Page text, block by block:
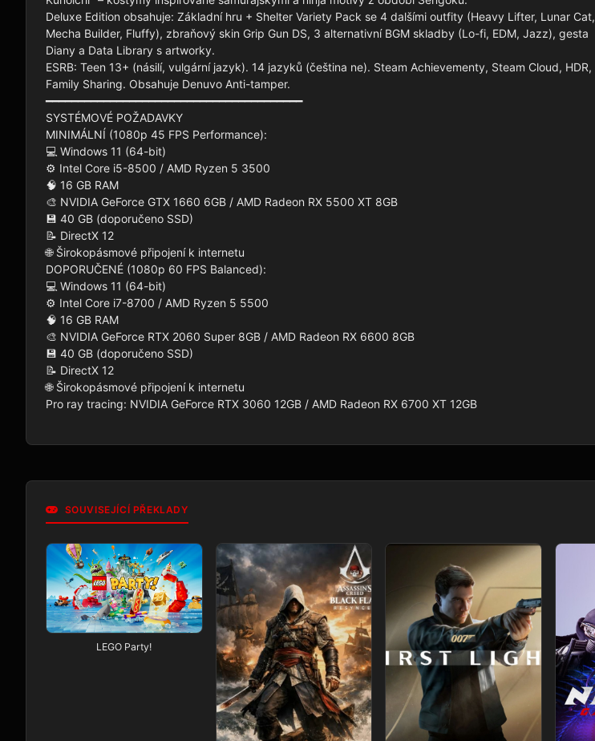
Deluxe Edition obsahuje: Základní hru + Shelter Variety Pack se 4 dalšími outfity (Heavy Lifter, Lunar Cat,
Mecha Builder, Fluffy), zbraňový skin Grip Gun DS, 3 alternativní BGM skladby (Lo-fi, EDM, Jazz), gesta
Diany a Data Library s artworky.
ESRB: Teen 13+ (násilí, vulgární jazyk). 14 jazyků (čeština ne). Steam Achievementy, Steam Cloud, HDR,
Family Sharing. Obsahuje Denuvo Anti-tamper.
━━━━━━━━━━━━━━━━━━━━━━━━━━━━━━━━━━━━━━━━
SYSTÉMOVÉ POŽADAVKY
MINIMÁLNÍ (1080p 45 FPS Performance):
💻 Windows 11 (64-bit)
⚙️ Intel Core i5-8500 / AMD Ryzen 5 3500
🧠 16 GB RAM
🎨 NVIDIA GeForce GTX 1660 6GB / AMD Radeon RX 5500 XT 8GB
💾 40 GB (doporučeno SSD)
📝 DirectX 12
🌐 Širokopásmové připojení k internetu
DOPORUČENÉ (1080p 60 FPS Balanced):
💻 Windows 11 (64-bit)
⚙️ Intel Core i7-8700 / AMD Ryzen 5 5500
🧠 16 GB RAM
🎨 NVIDIA GeForce RTX 2060 Super 8GB / AMD Radeon RX 6600 8GB
💾 40 GB (doporučeno SSD)
📝 DirectX 12
🌐 Širokopásmové připojení k internetu
Pro ray tracing: NVIDIA GeForce RTX 3060 12GB / AMD Radeon RX 6700 XT 12GB
SOUVISEJÍCÍ PŘEKLADY
LEGO Party!